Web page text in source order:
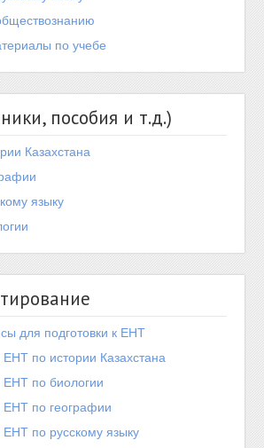
по учебе
пособия и т.д.)
Казахстана
языку
для подготовки к ЕНТ
по истории Казахстана
по биологии
ЕНТ по географии
по русскому языку